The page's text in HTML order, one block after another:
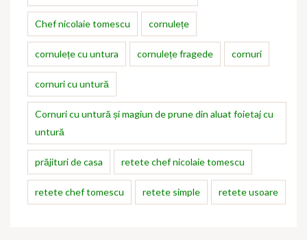
Chef nicolaie tomescu cornulețe
cornulețe cu untura cornulețe fragede cornuri
cornuri cu untură
Cornuri cu untură și magiun de prune din aluat foietaj cu
untură
prăjituri de casa retete chef nicolaie tomescu
retete chef tomescu retete simple retete usoare